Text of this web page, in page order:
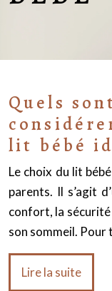
Quels
lit bébé
Le choix du lit
parents. Il s’agit
confort, la
son sommeil.
Lire la suite